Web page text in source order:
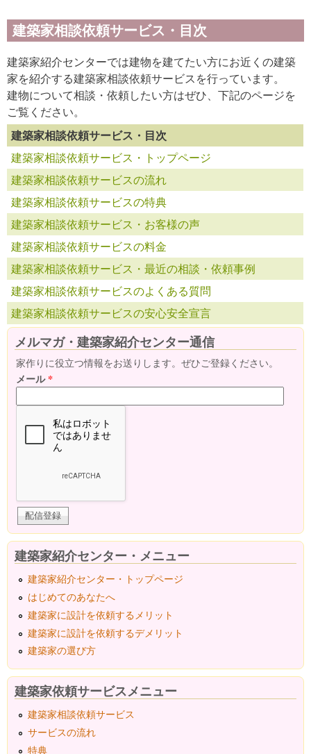
建築家相談依頼サービス・目次
建築家紹介センターでは建物を建てたい方にお近くの建築
家を紹介する建築家相談依頼サービスを行っています。
建物について相談・依頼したい方はぜひ、下記のページを
ご覧ください。
建築家相談依頼サービス・目次
建築家相談依頼サービス・トップページ
建築家相談依頼サービスの流れ
建築家相談依頼サービスの特典
建築家相談依頼サービス・お客様の声
建築家相談依頼サービスの料金
建築家相談依頼サービス・最近の相談・依頼事例
建築家相談依頼サービスのよくある質問
建築家相談依頼サービスの安心安全宣言
メルマガ・建築家紹介センター通信
家作りに役立つ情報をお送りします。ぜひご登録ください。
メール*
建築家紹介センター・メニュー
建築家紹介センター・トップページ
はじめてのあなたへ
建築家に設計を依頼するメリット
建築家に設計を依頼するデメリット
建築家の選び方
建築家依頼サービスメニュー
建築家相談依頼サービス
サービスの流れ
特典